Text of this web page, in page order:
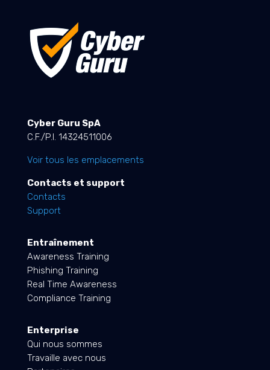
Cyber Guru SpA
C.F./P.I. 14324511006
Voir tous les emplacements
Contacts et support
Contacts
Support
Entraînement
Awareness Training
Phishing Training
Real Time Awareness
Compliance Training
Enterprise
Qui nous sommes
Travaille avec nous